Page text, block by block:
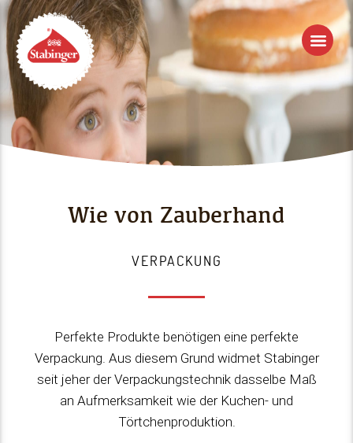
Wie von Zauberhand
VERPACKUNG
Perfekte Produkte benötigen eine perfekte
Verpackung. Aus diesem Grund widmet Stabinger
seit jeher der Verpackungstechnik dasselbe Maß
an Aufmerksamkeit wie der Kuchen- und
Törtchenproduktion.